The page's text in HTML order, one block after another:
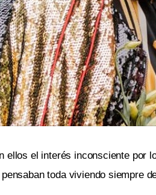
ellos el interés inconsciente por
toda viviendo siempre